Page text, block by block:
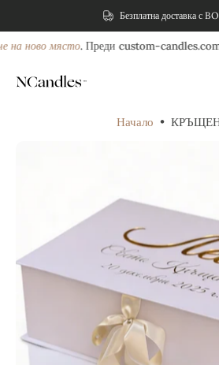
Безплатна доставка с
на ново място. Преди custom-candles.com
Начало •